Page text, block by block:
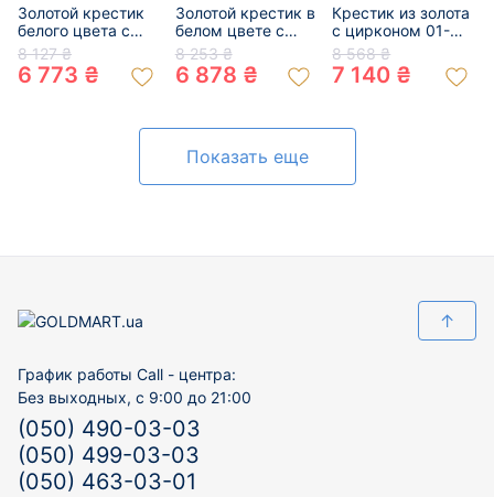
Золотой крестик
белого цвета с
цирконом 01-
200829646
8 127 ₴
6 773 ₴
Золотой крестик в
белом цвете с
цирконом и
эмалью 01-
200391025
8 253 ₴
6 878 ₴
Крестик из золота
с цирконом 01-
200781844
8 568 ₴
7 140 ₴
Показать еще
↑
График работы Call - центра:
Без выходных, с 9:00 до 21:00
(050) 490-03-03
(050) 499-03-03
(050) 463-03-01